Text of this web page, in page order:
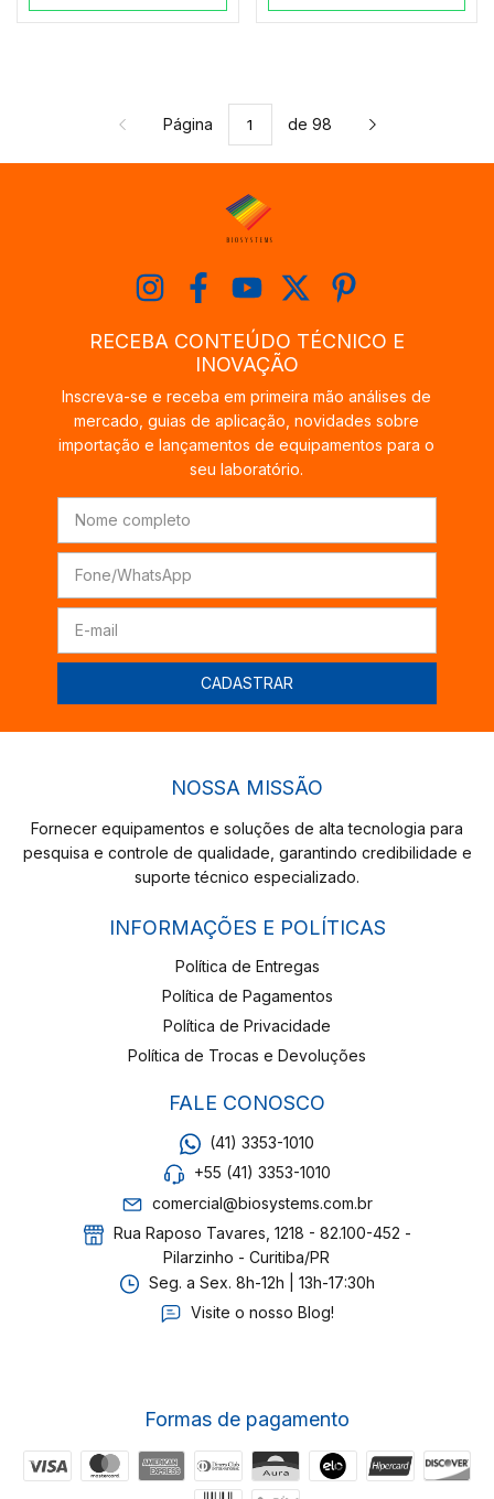
Página de 98
RECEBA CONTEÚDO TÉCNICO E
INOVAÇÃO
Inscreva-se e receba em primeira mão análises de
mercado, guias de aplicação, novidades sobre
importação e lançamentos de equipamentos para o
seu laboratório.
NOSSA MISSÃO
Fornecer equipamentos e soluções de alta tecnologia para
pesquisa e controle de qualidade, garantindo credibilidade e
suporte técnico especializado.
INFORMAÇÕES E POLÍTICAS
Política de Entregas
Política de Pagamentos
Política de Privacidade
Política de Trocas e Devoluções
FALE CONOSCO
(41) 3353-1010
+55 (41) 3353-1010
comercial@biosystems.com.br
Rua Raposo Tavares, 1218 - 82.100-452 -
Pilarzinho - Curitiba/PR
Seg. a Sex. 8h-12h | 13h-17:30h
Visite o nosso Blog!
Formas de pagamento